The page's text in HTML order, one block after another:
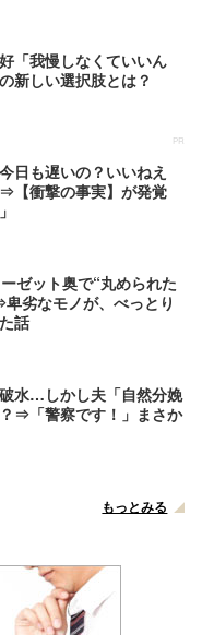
「我慢しなくていいん
新しい選択肢とは？
PR
日も遅いの？いいねえ
【衝撃の事実】が発覚
ゼット奥で“丸められた
劣なモノが、べっとり
話
水…しかし夫「自然分娩
⇒「警察です！」まさか
もっとみる